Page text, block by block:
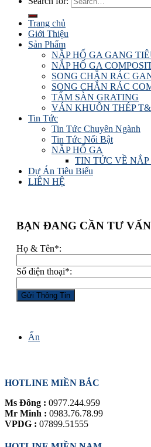
Trang chủ
Giới Thiệu
Sản Phẩm
NẮP HỐ GA GANG
NẮP HỐ GA
SONG CHẮN RÁC
SONG CHẮN RÁC
TẤM SÀN GRATING
VÁN KHUÔN THÉP
Tin Tức
Tin Tức Chuyên Ngành
Tin Tức Nổi Bật
NẮP HỐ GA
TIN TỨC VỀ NẮP
Dự Án Tiêu Biểu
LIÊN HỆ
BẠN ĐANG CẦN TƯ
Họ & Tên*:
Số điện thoại*:
Ẩn
HOTLINE MIỀN BẮC
Ms Đông : 0977.244.959
Mr Minh : 0983.76.78.99
VPDG : 07899.51555